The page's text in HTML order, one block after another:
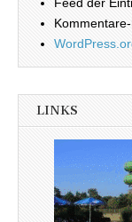
Feed der
LINKS